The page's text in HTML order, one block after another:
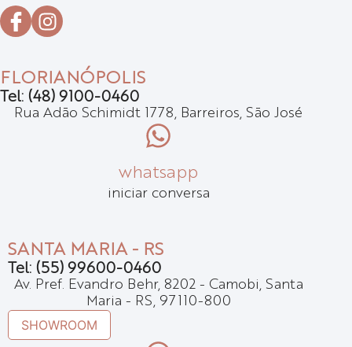
FLORIANÓPOLIS
Tel: (48) 9100-0460
Rua Adão Schimidt 1778, Barreiros, São José
whatsapp
iniciar conversa
SANTA MARIA - RS
Tel: (55) 99600-0460
Av. Pref. Evandro Behr, 8202 - Camobi, Santa
Maria - RS, 97110-800
SHOWROOM